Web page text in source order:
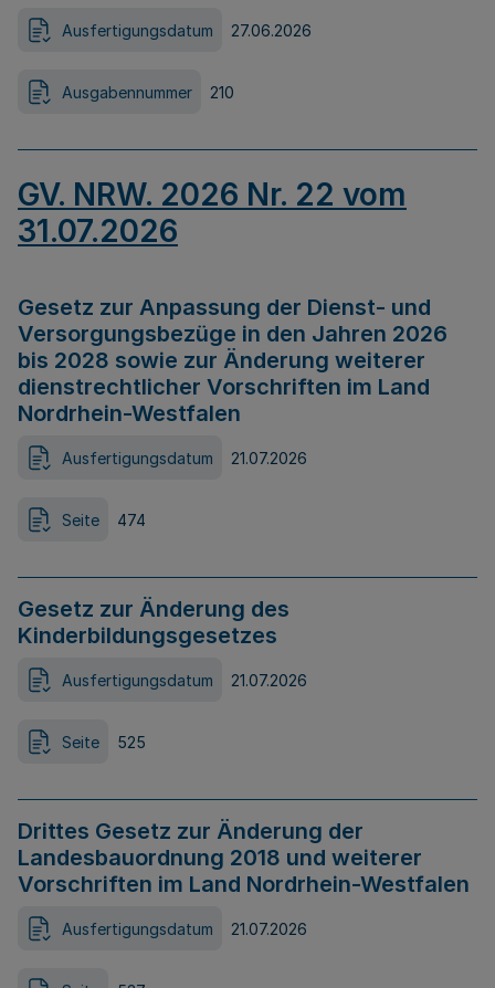
Ausfertigungsdatum 27.06.2026
Ausgabennummer 210
GV. NRW. 2026 Nr. 22 vom
31.07.2026
Gesetz zur Anpassung der Dienst- und
Versorgungsbezüge in den Jahren 2026
bis 2028 sowie zur Änderung weiterer
dienstrechtlicher Vorschriften im Land
Nordrhein-Westfalen
Ausfertigungsdatum 21.07.2026
Seite 474
Gesetz zur Änderung des
Kinderbildungsgesetzes
Ausfertigungsdatum 21.07.2026
Seite 525
Drittes Gesetz zur Änderung der
Landesbauordnung 2018 und weiterer
Vorschriften im Land Nordrhein-Westfalen
Ausfertigungsdatum 21.07.2026